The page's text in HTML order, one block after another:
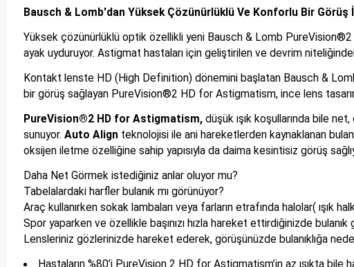
Bausch & Lomb'dan Yüksek Çözünürlüklü Ve Konforlu Bir
Yüksek çözünürlüklü optik özellikli yeni Bausch & Lomb
ayak uyduruyor. Astigmat hastaları için geliştirilen ve devrim
Kontakt lenste HD (High Definition) dönemini başlatan Bausch &
bir görüş sağlayan PureVision®2 HD for Astigmatism, ince lens
PureVision®2 HD for Astigmatism,düşük ışık koşullarında bile
sunuyor. Auto Align teknolojisi ile ani hareketlerden kaynaklanan
oksijen iletme özelliğine sahip yapısıyla da daima kesintisiz görüş
Daha Net Görmek istediğiniz anlar oluyor mu?
Tabelalardaki harfler bulanık mı görünüyor?
Araç kullanırken sokak lambaları veya farların etrafında halolar( ışık
Spor yaparken ve özellikle başınızı hızla hareket ettirdiğinizde
Lensleriniz gözlerinizde hareket ederek, görüşünüzde bulanıklığa
Hastaların %80’i PureVision 2 HD for Astigmatism’in az ışıkta bile